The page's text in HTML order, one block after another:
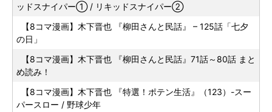
ッドスナイパー① / リキッドスナイパー②
【8コマ漫画】木下晋也 『柳田さんと民話』 – 125話「七夕
の日」
【8コマ漫画】木下晋也 『柳田さんと民話』71話～80話 まと
め読み！
【8コマ漫画】木下晋也 『特選！ポテン生活』（123）-スー
パースロー / 野球少年